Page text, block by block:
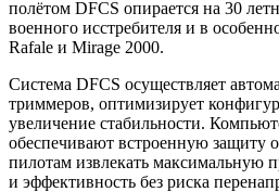
полётом DFCS опирается на 30
военного исстребителя и в
Rafale и Mirage 2000.
Система DFCS осуществляет
триммеров, оптимизирует
увеличение стабильности.
обеспечивают встроенную защиту
пилотам извлекать максимальную
и эффективность без риска